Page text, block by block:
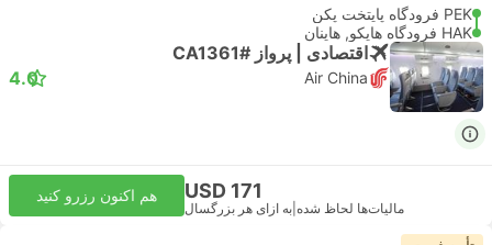
PEK فرودگاه پایتخت پکن
HAK فرودگاه هایکو, هاینان
اقتصادی | پرواز #CA1361
Air China
4.0
USD 171
مالیات‌ها لحاظ شده به ازای هر بزرگسال
هم اکنون رزرو کنید